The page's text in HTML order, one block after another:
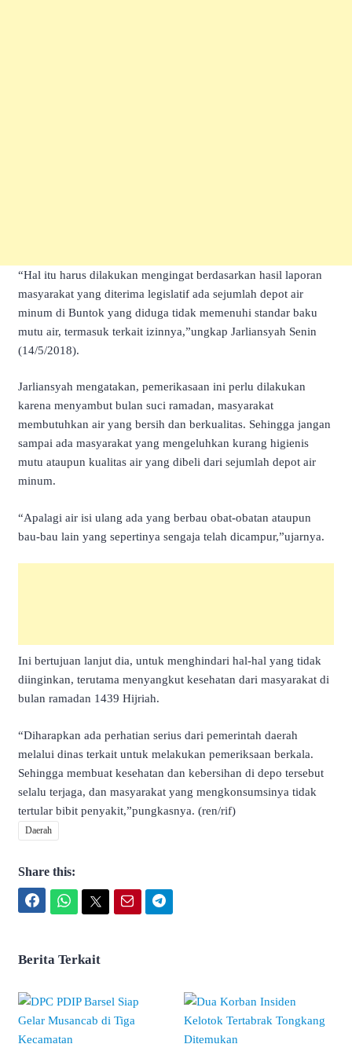
“Hal itu harus dilakukan mengingat berdasarkan hasil laporan
masyarakat yang diterima legislatif ada sejumlah depot air
minum di Buntok yang diduga tidak memenuhi standar baku
mutu air, termasuk terkait izinnya,”ungkap Jarliansyah Senin
(14/5/2018).
Jarliansyah mengatakan, pemerikasaan ini perlu dilakukan
karena menyambut bulan suci ramadan, masyarakat
membutuhkan air yang bersih dan berkualitas. Sehingga jangan
sampai ada masyarakat yang mengeluhkan kurang higienis
mutu ataupun kualitas air yang dibeli dari sejumlah depot air
minum.
“Apalagi air isi ulang ada yang berbau obat-obatan ataupun
bau-bau lain yang sepertinya sengaja telah dicampur,”ujarnya.
Ini bertujuan lanjut dia, untuk menghindari hal-hal yang tidak
diinginkan, terutama menyangkut kesehatan dari masyarakat di
bulan ramadan 1439 Hijriah.
“Diharapkan ada perhatian serius dari pemerintah daerah
melalui dinas terkait untuk melakukan pemeriksaan berkala.
Sehingga membuat kesehatan dan kebersihan di depo tersebut
selalu terjaga, dan masyarakat yang mengkonsumsinya tidak
tertular bibit penyakit,”pungkasnya. (ren/rif)
Daerah
Share this:
Berita Terkait